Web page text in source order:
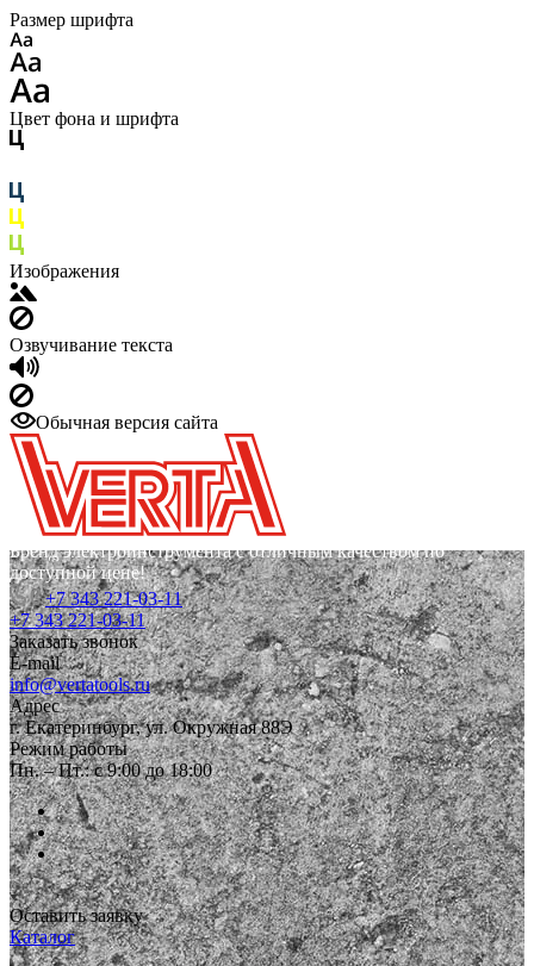
Размер шрифта
Цвет фона и шрифта
Изображения
Озвучивание текста
Обычная версия сайта
Бренд электроинструмента с отличным качеством по
доступной цене!
+7 343 221-03-11
+7 343 221-03-11
Заказать звонок
E-mail
info@vertatools.ru
Адрес
г. Екатеринбург, ул. Окружная 88Э
Режим работы
Пн. – Пт.: с 9:00 до 18:00
Оставить заявку
Каталог